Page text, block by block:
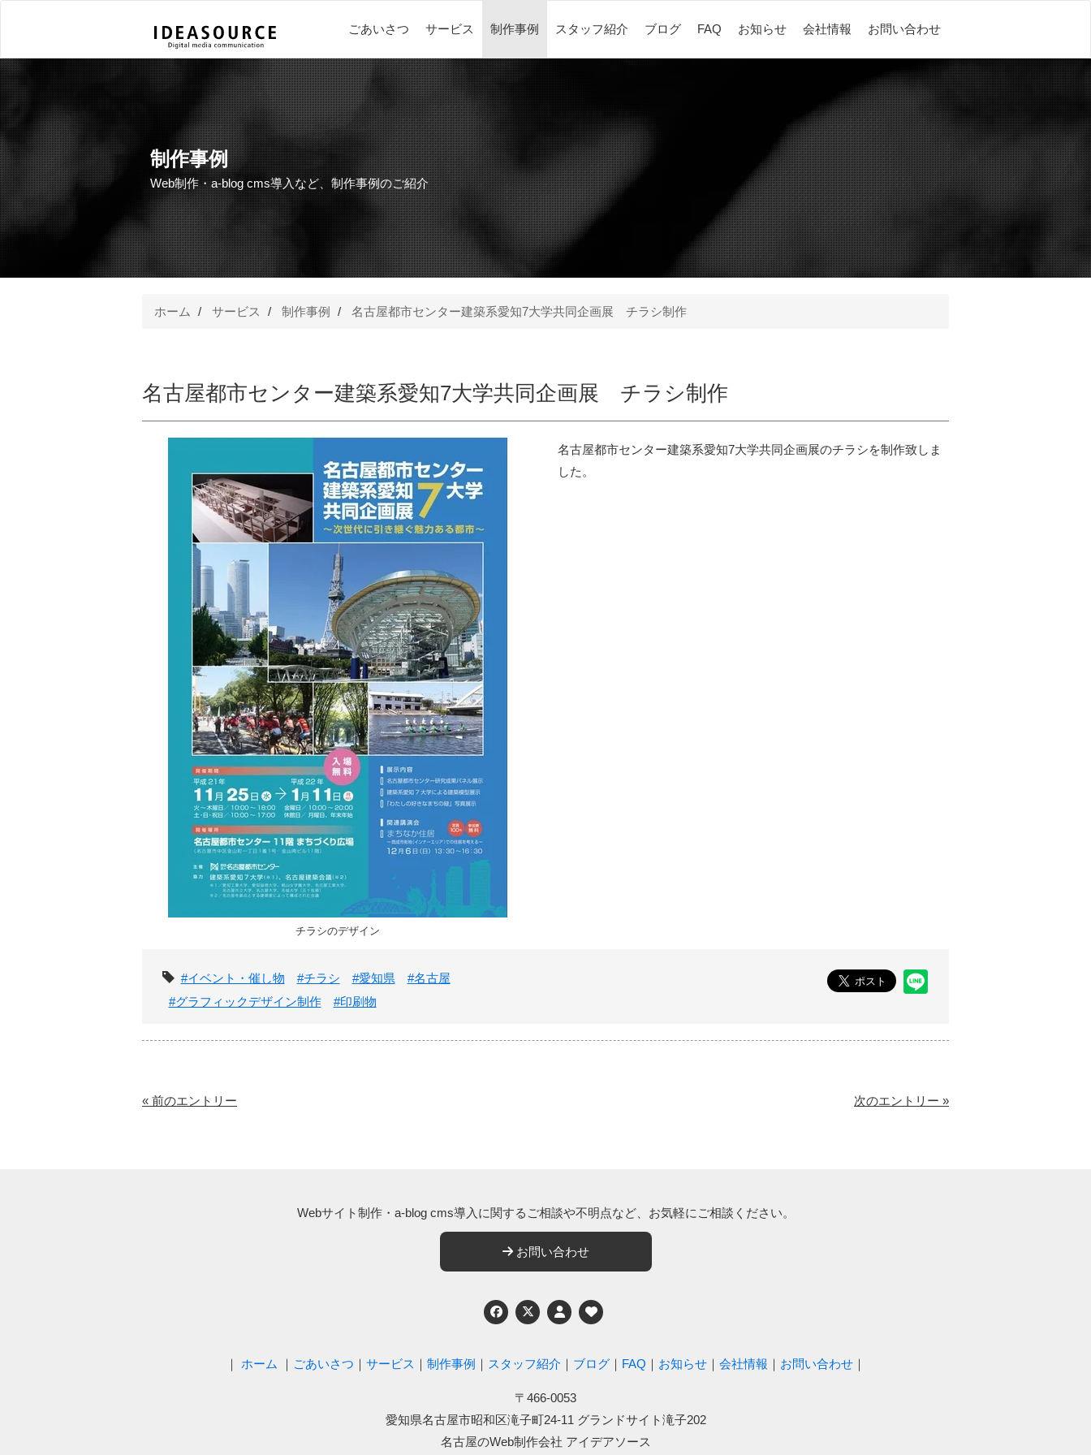
ごあいさつ サービス 制作事例 スタッフ紹介 ブログ FAQ お知らせ 会社情報 お問い合わせ
制作事例
Web制作・a-blog cms導入など、制作事例のご紹介
ホーム サービス 制作事例 名古屋都市センター建築系愛知7大学共同企画展 チラシ制作
名古屋都市センター建築系愛知7大学共同企画展 チラシ制作
チラシのデザイン
名古屋都市センター建築系愛知7大学共同企画展のチラシを制作致しま
した。
タグ
#イベント・催し物 #チラシ #愛知県
#名古屋
#グラフィックデザイン制作
#印刷物
« 前のエントリー 次のエントリー »
Webサイト制作・a-blog cms導入に関する ご相談や不明点など、 お気軽にご相談ください。
お問い合わせ
Twitter
｜ ホーム ｜ ごあいさつ ｜ サービス ｜ 制作事例 ｜ スタッフ紹介 ｜ ブログ ｜ FAQ ｜ お知らせ ｜ 会社情報 ｜ お問い合わせ ｜
〒466-0053
愛知県名古屋市昭和区滝子町24-11 グランドサイト滝子202
名古屋のWeb制作会社 アイデアソース